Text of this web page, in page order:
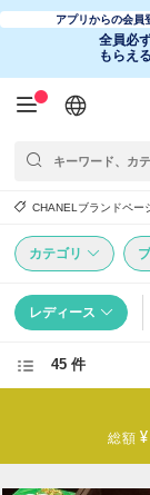
アプリからの会員
全員必
もらえる
日本語
English
简体中文
繁體中文
CHANELブランドペー
カテゴリ
レディース
45 件
総額 ¥